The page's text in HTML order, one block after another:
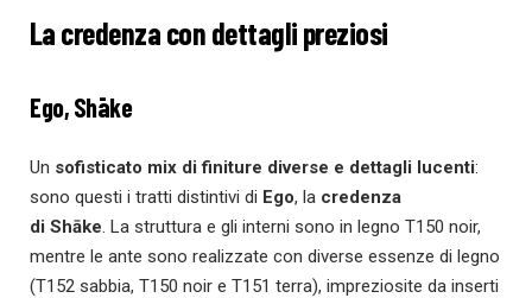
La credenza con dettagli preziosi
Ego, Shāke
Un sofisticato mix di finiture diverse e dettagli lucenti:
sono questi i tratti distintivi di Ego, la credenza
di Shāke. La struttura e gli interni sono in legno T150 noir,
mentre le ante sono realizzate con diverse essenze di legno
(T152 sabbia, T150 noir e T151 terra), impreziosite da inserti